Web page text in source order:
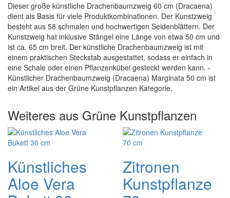
Dieser große künstliche Drachenbaumzweig 60 cm (Dracaena)
dient als Basis für viele Produktkombinationen. Der Kunstzweig
besteht aus 58 schmalen und hochwertigen Seidenblättern. Der
Kunstzweig hat inklusive Stängel eine Länge von etwa 50 cm und
ist ca. 65 cm breit. Der künstliche Drachenbaumzweig ist mit
einem praktischen Steckstab ausgestattet, sodass er einfach in
eine Schale oder einen Pflanzenkübel gesteckt werden kann. -
Künstlicher Drachenbaumzweig (Dracaena) Marginata 50 cm ist
ein Artikel aus der Grüne Kunstpflanzen Kategorie.
Weiteres aus Grüne Kunstpflanzen
Künstliches
Aloe Vera
Zitronen
Kunstpflanze